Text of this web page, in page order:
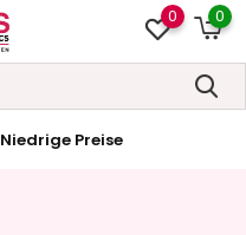
0 0
Niedrige Preise